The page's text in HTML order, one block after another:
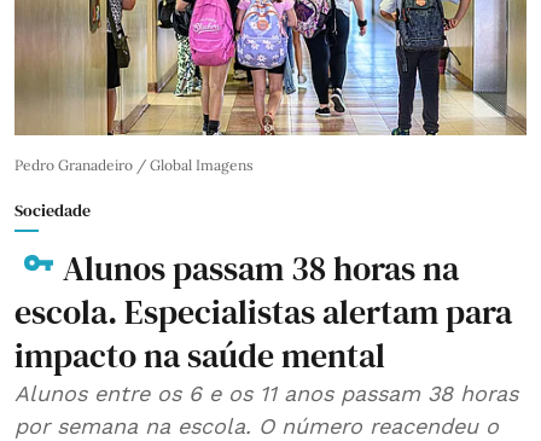
Pedro Granadeiro / Global Imagens
Sociedade
Alunos passam 38 horas na
escola. Especialistas alertam para
impacto na saúde mental
Alunos entre os 6 e os 11 anos passam 38 horas
por semana na escola. O número reacendeu o